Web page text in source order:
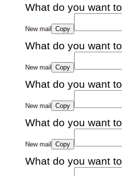
What do you want
New mail Copy
What do you want
New mail Copy
What do you want
New mail Copy
What do you want
New mail Copy
What do you want